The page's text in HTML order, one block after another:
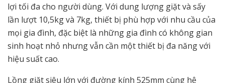
lợi tối đa cho người dùng. Với dung lượng giặt và sấy
lần lượt 10,5kg và 7kg, thiết bị phù hợp với nhu cầu của
mọi gia đình, đặc biệt là những gia đình có không gian
sinh hoạt nhỏ nhưng vẫn cần một thiết bị đa năng với
hiệu suất cao.
Lồng giặt siêu lớn với đường kính 525mm cùng hệ